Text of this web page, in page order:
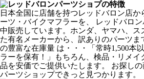
日本全国に店舗を持つレッドバロン店
ーツ・バイクマフラーを、 レッドバロ
中販売しています。ホンダ、ヤマハ、ス
た有名メーカーから、訳ありのパーツま
の豊富な在庫量 は・・・「常時1,500本
ラーを保有！」もちろん、検品・リメイ
品を安価でご提供いたします。 お探し
パーツショップできっと見つかります。